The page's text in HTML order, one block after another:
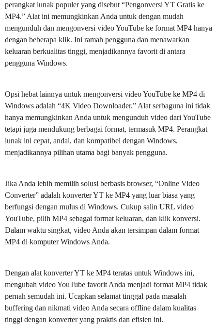
perangkat lunak populer yang disebut “Pengonversi YT Gratis ke
MP4.” Alat ini memungkinkan Anda untuk dengan mudah
mengunduh dan mengonversi video YouTube ke format MP4 hanya
dengan beberapa klik. Ini ramah pengguna dan menawarkan
keluaran berkualitas tinggi, menjadikannya favorit di antara
pengguna Windows.
Opsi hebat lainnya untuk mengonversi video YouTube ke MP4 di
Windows adalah “4K Video Downloader.” Alat serbaguna ini tidak
hanya memungkinkan Anda untuk mengunduh video dari YouTube
tetapi juga mendukung berbagai format, termasuk MP4. Perangkat
lunak ini cepat, andal, dan kompatibel dengan Windows,
menjadikannya pilihan utama bagi banyak pengguna.
Jika Anda lebih memilih solusi berbasis browser, “Online Video
Converter” adalah konverter YT ke MP4 yang luar biasa yang
berfungsi dengan mulus di Windows. Cukup salin URL video
YouTube, pilih MP4 sebagai format keluaran, dan klik konversi.
Dalam waktu singkat, video Anda akan tersimpan dalam format
MP4 di komputer Windows Anda.
Dengan alat konverter YT ke MP4 teratas untuk Windows ini,
mengubah video YouTube favorit Anda menjadi format MP4 tidak
pernah semudah ini. Ucapkan selamat tinggal pada masalah
buffering dan nikmati video Anda secara offline dalam kualitas
tinggi dengan konverter yang praktis dan efisien ini.